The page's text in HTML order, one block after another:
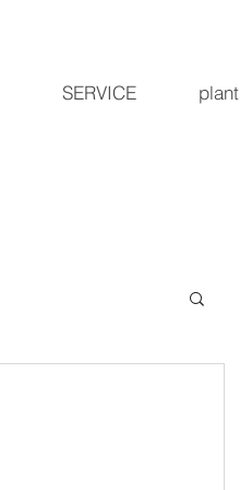
SERVICE plant